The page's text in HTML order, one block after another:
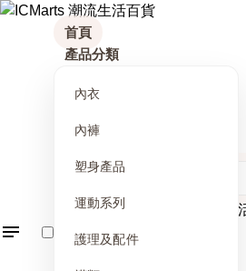
首頁
產品分類
內衣
內褲
塑身產品
運動系列
護理及配件